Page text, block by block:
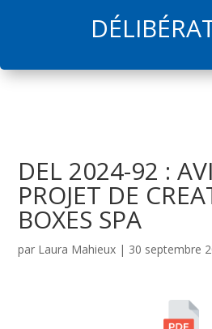
DEL 2024-92 :
PROJET DE
BOXES SPA
par Laura Mahieux | 30 septembre